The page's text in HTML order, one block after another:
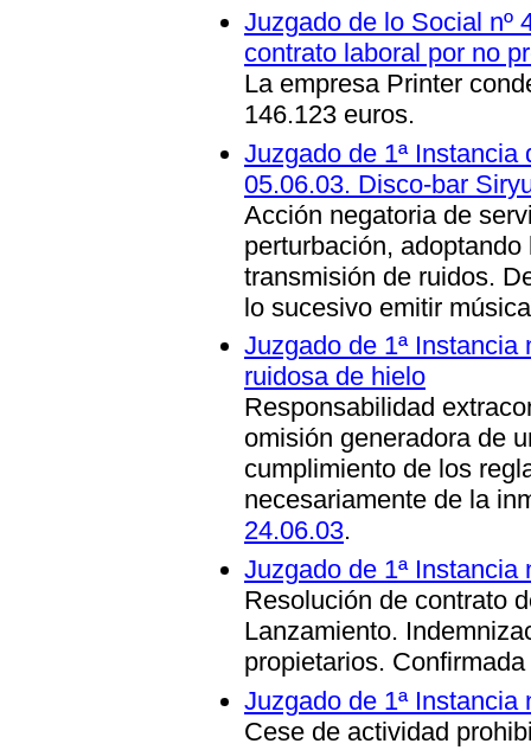
Juzgado de lo Social nº
contrato laboral por no
La empresa Printer
146.123 euros.
Juzgado de 1ª
05.06.03. Disco-bar
Acción negatoria de
perturbación,
transmisión de ruidos.
lo sucesivo emitir
Juzgado de 1ª Instancia
ruidosa de hielo
Responsabilidad
omisión generadora de
cumplimiento de los
necesariamente de la
24.06.03.
Juzgado de 1ª Instancia
Resolución de contrato
Lanzamiento.
propietarios.
Juzgado de 1ª Instancia
Cese de actividad